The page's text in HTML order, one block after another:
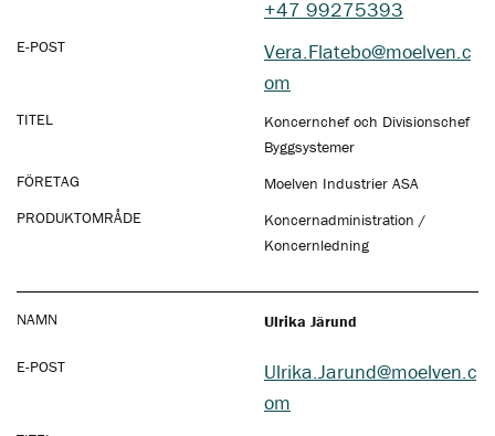
+47 99275393
E-POST
Vera.Flatebo@moelven.c
om
TITEL
Koncernchef och Divisionschef
Byggsystemer
FÖRETAG
Moelven Industrier ASA
PRODUKTOMRÅDE
Koncernadministration /
Koncernledning
NAMN Ulrika Järund
E-POST
Ulrika.Jarund@moelven.c
om